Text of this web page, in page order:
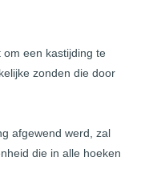
een kastijding te
zonden die door
afgewend werd, zal
die in alle hoeken